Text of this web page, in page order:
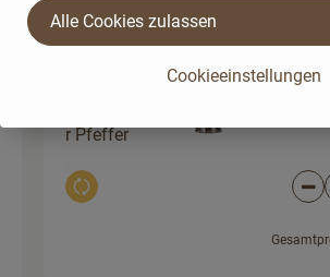
r Pfeffer
Auswahl ändern
Pfeffer
Cookieeinstellungen
Alle Cookies zulassen